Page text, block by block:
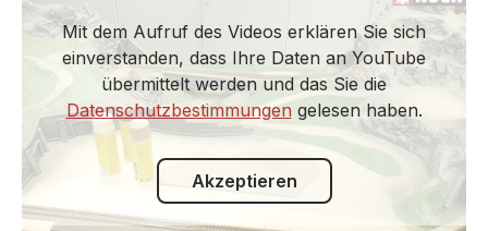
Mit dem Aufruf des Videos erklären Sie sich
einverstanden, dass Ihre Daten an YouTube
übermittelt werden und das Sie die
Datenschutzbestimmungen gelesen haben.
Akzeptieren